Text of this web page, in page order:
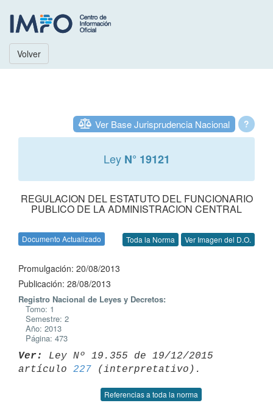
Volver
?
Ver Base Jurisprudencia Nacional
Ley N° 19121
REGULACION DEL ESTATUTO DEL FUNCIONARIO
PUBLICO DE LA ADMINISTRACION CENTRAL
Documento Actualizado Toda la Norma Ver Imagen del D.O.
Promulgación: 20/08/2013
Publicación: 28/08/2013
Registro Nacional de Leyes y Decretos:
Tomo: 1
Semestre: 2
Año: 2013
Página: 473
Ver:
Ley Nº 19.355 de 19/12/2015
artículo 227
Referencias a toda la norma